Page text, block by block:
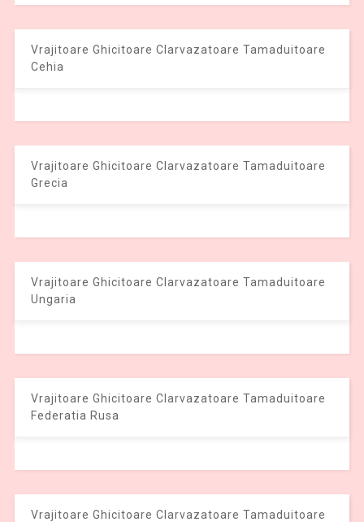
Vrajitoare Ghicitoare Clarvazatoare Tamaduitoare
Cehia
Vrajitoare Ghicitoare Clarvazatoare Tamaduitoare
Grecia
Vrajitoare Ghicitoare Clarvazatoare Tamaduitoare
Ungaria
Vrajitoare Ghicitoare Clarvazatoare Tamaduitoare
Federatia Rusa
Vrajitoare Ghicitoare Clarvazatoare Tamaduitoare